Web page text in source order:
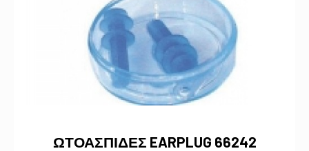
ΩΤΟΑΣΠΙΔΕΣ EARPLUG 66242